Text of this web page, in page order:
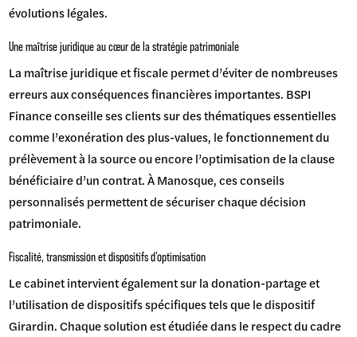
évolutions légales.
Une maîtrise juridique au cœur de la stratégie patrimoniale
La maîtrise juridique et fiscale permet d’éviter de nombreuses
erreurs aux conséquences financières importantes. BSPI
Finance conseille ses clients sur des thématiques essentielles
comme l’exonération des plus-values, le fonctionnement du
prélèvement à la source ou encore l’optimisation de la clause
bénéficiaire d’un contrat. À Manosque, ces conseils
personnalisés permettent de sécuriser chaque décision
patrimoniale.
Fiscalité, transmission et dispositifs d’optimisation
Le cabinet intervient également sur la donation-partage et
l’utilisation de dispositifs spécifiques tels que le dispositif
Girardin. Chaque solution est étudiée dans le respect du cadre